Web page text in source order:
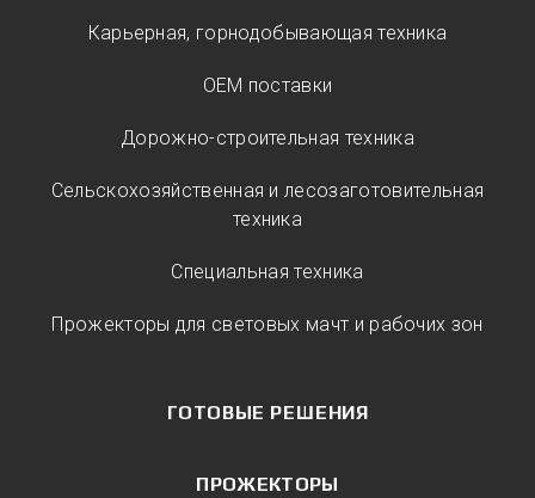
Карьерная, горнодобывающая техника
ОЕМ поставки
Дорожно-строительная техника
Сельскохозяйственная и лесозаготовительная
техника
Специальная техника
Прожекторы для световых мачт и рабочих зон
ГОТОВЫЕ РЕШЕНИЯ
ПРОЖЕКТОРЫ